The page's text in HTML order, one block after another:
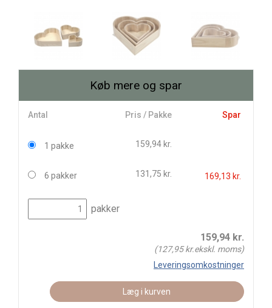
Køb mere og spar
Antal Pris / Pakke Spar
1 pakke 159,94 kr.
6 pakker 131,75 kr. 169,13 kr.
pakker
159,94 kr.
(127,95kr.ekskl. moms)
Leveringsomkostninger
Læg i kurven